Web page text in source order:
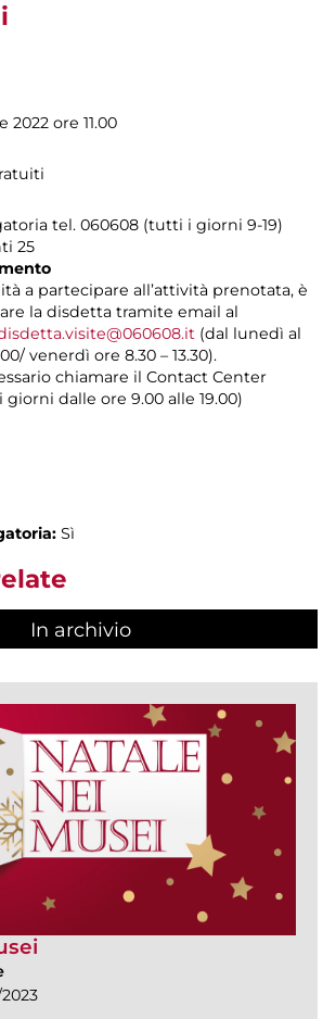
ore 11.00
tel. 060608 (tutti i giorni 9-19)
25
a partecipare all’attività prenotata, è
la disdetta tramite email al
(dal lunedì al
venerdì ore 8.30 – 13.30).
chiamare il Contact Center
dalle ore 9.00 alle 19.00)
Sì
In archivio